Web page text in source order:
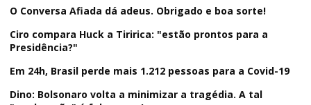
O Conversa Afiada dá adeus. Obrigado e boa sorte!
Ciro compara Huck a Tiririca: "estão prontos para a
Presidência?"
Em 24h, Brasil perde mais 1.212 pessoas para a Covid-19
Dino: Bolsonaro volta a minimizar a tragédia. A tal